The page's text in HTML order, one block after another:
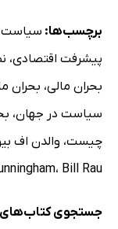
1991-1973
امریکا، 1989-1962
برچسب‌ها: سیاست
پیشرفت اقتصادی،
بحران مالی، بحران
سیاست در جهان،
چیست، والدن اف
، Bill Rau
جستجوی